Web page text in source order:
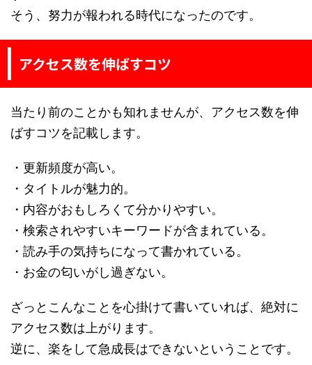
そう、努力が報われる時代になったのです。
アクセス数を伸ばすコツ
当たり前のことかも知れませんが、アクセス数を伸
ばすコツを記載します。
・更新頻度が高い。
・タイトルが魅力的。
・内容がおもしろくて分かりやすい。
・検索されやすいキーワードが含まれている。
・読み手の気持ちになって書かれている。
・お金の匂いがし過ぎない。
ざっとこんなことを心掛けて書いていれば、絶対に
アクセス数は上がります。
逆に、楽をして急成長はできないということです。